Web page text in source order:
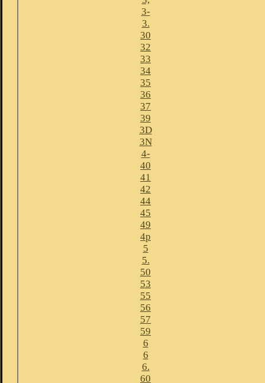
3-
3.
30
32
33
34
35
36
37
39
3D
3N
4-
40
41
42
44
45
49
4p
5
5.
50
53
55
56
57
59
6
6
6.
60